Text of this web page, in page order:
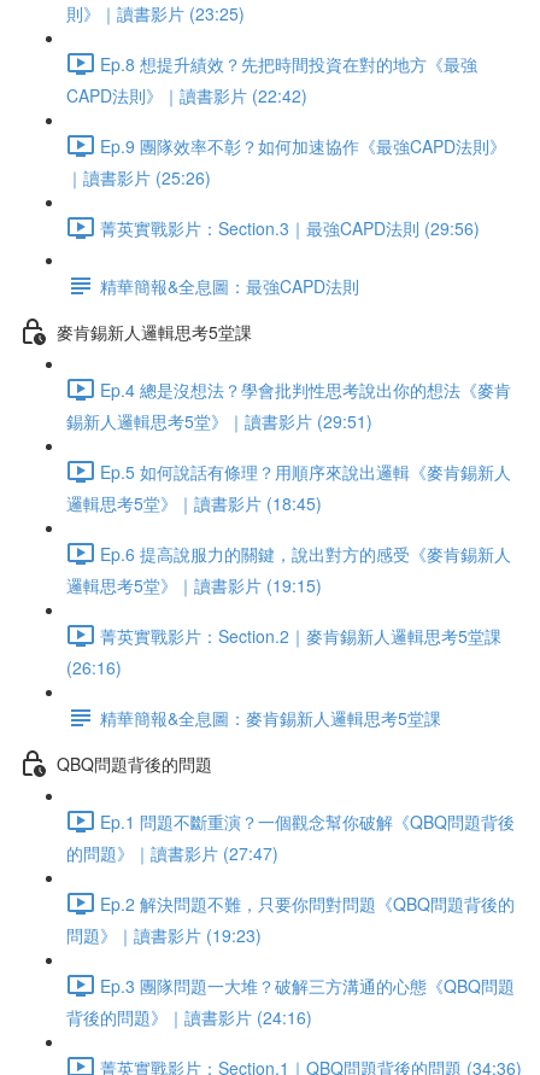
則》｜讀書影片 (23:25)
Ep.8 想提升績效？先把時間投資在對的地方《最強
CAPD法則》｜讀書影片 (22:42)
Ep.9 團隊效率不彰？如何加速協作《最強CAPD法則》
｜讀書影片 (25:26)
菁英實戰影片：Section.3｜最強CAPD法則 (29:56)
精華簡報&全息圖：最強CAPD法則
麥肯錫新人邏輯思考5堂課
Ep.4 總是沒想法？學會批判性思考說出你的想法《麥肯
錫新人邏輯思考5堂》｜讀書影片 (29:51)
Ep.5 如何說話有條理？用順序來說出邏輯《麥肯錫新人
邏輯思考5堂》｜讀書影片 (18:45)
Ep.6 提高說服力的關鍵，說出對方的感受《麥肯錫新人
邏輯思考5堂》｜讀書影片 (19:15)
菁英實戰影片：Section.2｜麥肯錫新人邏輯思考5堂課
(26:16)
精華簡報&全息圖：麥肯錫新人邏輯思考5堂課
QBQ問題背後的問題
Ep.1 問題不斷重演？一個觀念幫你破解《QBQ問題背後
的問題》｜讀書影片 (27:47)
Ep.2 解決問題不難，只要你問對問題《QBQ問題背後的
問題》｜讀書影片 (19:23)
Ep.3 團隊問題一大堆？破解三方溝通的心態《QBQ問題
背後的問題》｜讀書影片 (24:16)
菁英實戰影片：Section.1｜QBQ問題背後的問題 (34:36)